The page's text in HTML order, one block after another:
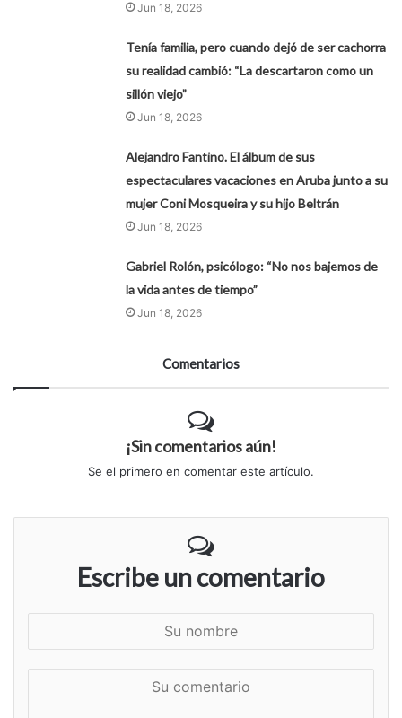
Jun 18, 2026
Tenía familia, pero cuando dejó de ser cachorra
su realidad cambió: “La descartaron como un
sillón viejo”
Jun 18, 2026
Alejandro Fantino. El álbum de sus
espectaculares vacaciones en Aruba junto a su
mujer Coni Mosqueira y su hijo Beltrán
Jun 18, 2026
Gabriel Rolón, psicólogo: “No nos bajemos de
la vida antes de tiempo”
Jun 18, 2026
Comentarios
¡Sin comentarios aún!
Se el primero en comentar este artículo.
Escribe un comentario